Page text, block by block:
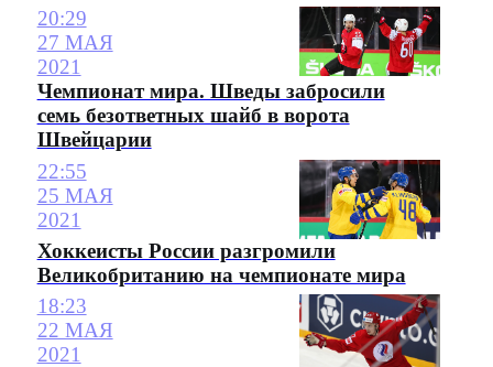
20:29
27 МАЯ
2021
Чемпионат мира. Шведы забросили
семь безответных шайб в ворота
Швейцарии
22:55
25 МАЯ
2021
Хоккеисты России разгромили
Великобританию на чемпионате мира
18:23
22 МАЯ
2021